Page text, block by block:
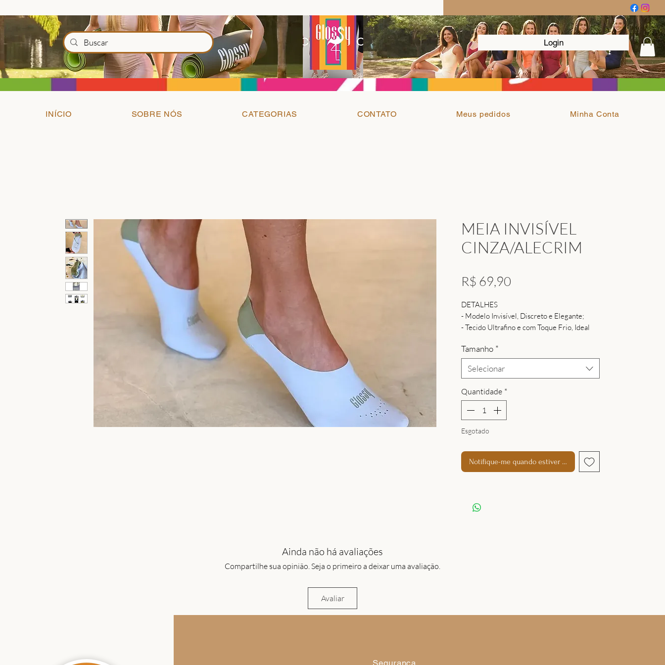
Login
INÍCIO SOBRE NÓS CATEGORIAS CONTATO Meus pedidos Minha Conta
MEIA INVISÍVEL
CINZA/ALECRIM
R$ 69,90
DETALHES
- Modelo Invisível, Discreto e Elegante;
- Tecido Ultrafino e com Toque Frio, Ideal
- Solado Reforçado para Mais Resistência e
Segurança;
- Conforto Que Acompanha Seus
Perfeita para Quem Não Abre Mão de Bem-
Estar e Estilo - Até Nos Detalhes.
Tamanho *
Selecionar
Quantidade *
Esgotado
Notifique-me quando estiver disponível
Ainda não há avaliações
Compartilhe sua opinião. Seja o primeiro a deixar uma avaliação.
Avaliar